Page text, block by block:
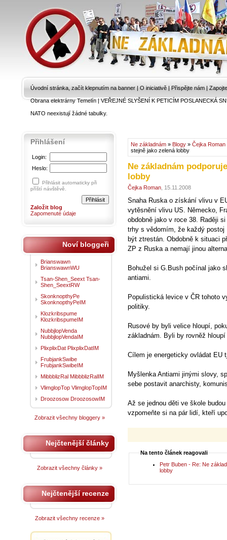
Úvodní stránka, začít klepnutím na banner | O iniciativě | Přispějte nám |
Obrana elektrárny Temelín|VEŘEJNÉ SLYŠENÍ K PETICÍM POSLANECKÁ
NATO neexistují žádné tabulky.
Ne základnám » Blogy » Čejka Roman
stejně jako zelená lobby
Ne základnám
lobby
Čejka Roman , 15.11.2008
Snaha Ruska o získání vlivu v
vytěsnění vlivu US. Německo,
obdobně jako v roce 38. Raději
trhy s vědomím, že každý postoj
být ztrestán. Obdobně k situaci
ZP z Ruska a nemají jinou
Bohužel si G.Bush počínal jako
antiami.
Populistická levice v ČR tohoto
politiky.
Rusové by byli velice hloupí,
základnám. Byli by rovněž
Cílem je energeticky ovládat EU
Myšlenka Antiami jinými slovy,
sebe postavit anarchisty,
Až se jednou děti ve škole
vzpomeňte si na pár lidí, kteří
Na tento článek reagovali
Petr Buben - Re: Ne
lobby
Přihlášení
Login:
Heslo:
Přihlásit automaticky při
příští návštěvě.
Založit blog
Zapomenuté údaje
Noví bloggeři
Brianswawn
BrianswawnWU
Tsan-Shen_Seext Tsan-
Shen_SeextRW
SkonknopthyPe
SkonknopthyPeIM
Klozkribspume
KlozkribspumeIM
NubbjlopVenda
NubbjlopVendaIM
PlixplixDat PlixplixDatIM
FrubjankSwibe
FrubjankSwibeIM
MibbblizRal MibbblizRalIM
VlimglopTop VlimglopTopIM
Droozosow DroozosowIM
Zobrazit všechny bloggery »
Nejčtenější články
Zobrazit všechny články »
Nejčtenější recenze
Zobrazit všechny recenze »